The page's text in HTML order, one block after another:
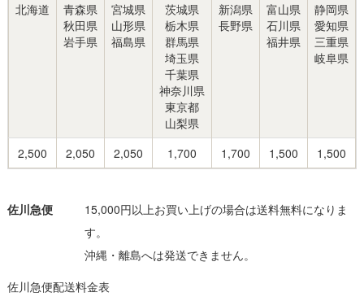
北海道
青森県
秋田県
岩手県
宮城県
山形県
福島県
茨城県
栃木県
群馬県
埼玉県
千葉県
神奈川県
東京都
山梨県
新潟県
長野県
富山県
石川県
福井県
静岡県
愛知県
三重県
岐阜県
2,500 2,050 2,050 1,700 1,700 1,500 1,500
佐川急便
15,000円以上お買い上げの場合は送料無料になりま
す。
沖縄・離島へは発送できません。
佐川急便配送料金表